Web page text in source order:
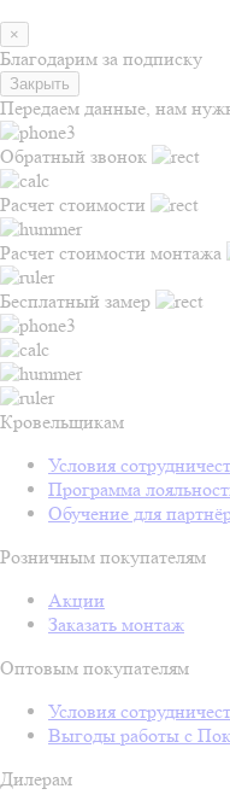
×
Благодарим за подписку
Закрыть
Передаем данные, нам
Обратный звонок
Расчет стоимости
Расчет стоимости монтажа
Бесплатный замер
Кровельщикам
Условия
Программа
Обучение для
Розничным покупателям
Акции
Заказать монтаж
Оптовым покупателям
Условия
Выгоды работы с
Дилерам